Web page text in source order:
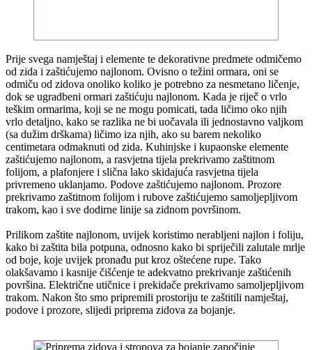
Prije svega namještaj i elemente te dekorativne predmete odmičemo
od zida i zaštićujemo najlonom. Ovisno o težini ormara, oni se
odmiču od zidova onoliko koliko je potrebno za nesmetano ličenje,
dok se ugradbeni ormari zaštićuju najlonom. Kada je riječ o vrlo
teškim ormarima, koji se ne mogu pomicati, tada ličimo oko njih
vrlo detaljno, kako se razlika ne bi uočavala ili jednostavno valjkom
(sa dužim drškama) ličimo iza njih, ako su barem nekoliko
centimetara odmaknuti od zida. Kuhinjske i kupaonske elemente
zaštićujemo najlonom, a rasvjetna tijela prekrivamo zaštitnom
folijom, a plafonjere i slična lako skidajuća rasvjetna tijela
privremeno uklanjamo. Podove zaštićujemo najlonom. Prozore
prekrivamo zaštitnom folijom i rubove zaštićujemo samoljepljivom
trakom, kao i sve dodirne linije sa zidnom površinom.
Prilikom zaštite najlonom, uvijek koristimo nerabljeni najlon i foliju,
kako bi zaštita bila potpuna, odnosno kako bi spriječili zalutale mrlje
od boje, koje uvijek pronađu put kroz oštećene rupe. Tako
olakšavamo i kasnije čišćenje te adekvatno prekrivanje zaštićenih
površina. Električne utičnice i prekidače prekrivamo samoljepljivom
trakom. Nakon što smo pripremili prostoriju te zaštitili namještaj,
podove i prozore, slijedi priprema zidova za bojanje.